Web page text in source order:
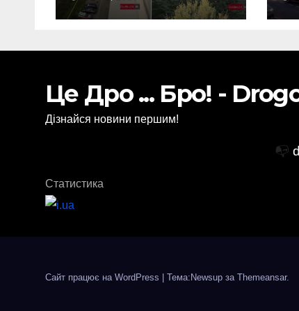
горіло 5 гаражів
(Відео)
Це Дро ... Бро! -
Дізнайся новини першим!
📭
Статистика
Сайт працює на WordPress | Тема:Newsup за Themeansar.